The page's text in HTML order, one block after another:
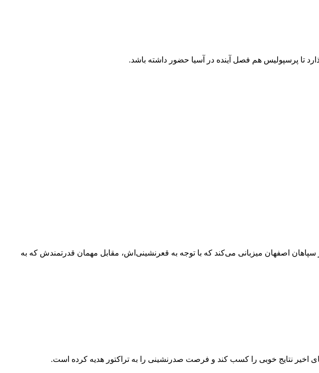
تا پرسپولیس هم فصل آینده در آسیا حضور داشته باشد.
اصفهان میزبانی می‌کند که با توجه به قعرنشینی‌اش، مقابل مهمان قدرتمندش که به
اخیر نتایج خوبی را کسب کند و فرصت صدرنشینی را به تراکتور هدیه کرده است.